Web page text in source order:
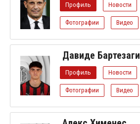
Профиль Новости
Фотографии Видео
Давиде Бартезаги
Профиль Новости
Фотографии Видео